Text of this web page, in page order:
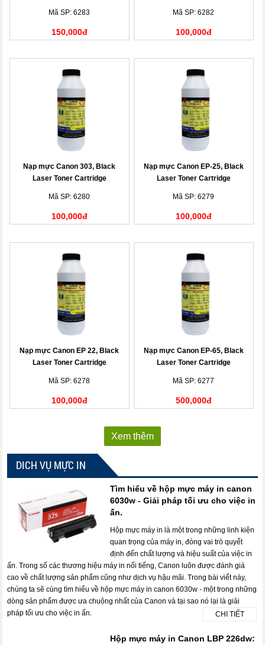
Mã SP: 6283
150,000đ
Mã SP: 6282
100,000đ
Nạp mực Canon 303, Black
Laser Toner Cartridge
Mã SP: 6280
100,000đ
Nạp mực Canon EP-25, Black
Laser Toner Cartridge
Mã SP: 6279
100,000đ
Nạp mực Canon EP 22, Black
Laser Toner Cartridge
Mã SP: 6278
100,000đ
Nạp mực Canon EP-65, Black
Laser Toner Cartridge
Mã SP: 6277
500,000đ
Xem thêm
DICH VỤ MỰC IN
Tìm hiểu về hộp mực máy in canon
6030w - Giải pháp tối ưu cho việc in
ấn.
Hộp mực máy in là một trong những linh kiện
quan trọng của máy in, đóng vai trò quyết
định đến chất lượng và hiệu suất của việc in
ấn. Trong số các thương hiệu máy in nổi tiếng, Canon luôn được đánh giá
cao về chất lượng sản phẩm cũng như dịch vụ hậu mãi. Trong bài viết này,
chúng ta sẽ cùng tìm hiểu về hộp mực máy in canon 6030w - một trong những
dòng sản phẩm được ưa chuộng nhất của Canon và tại sao nó lại là giải
pháp tối ưu cho việc in ấn.
CHI TIẾT
Hộp mực máy in Canon LBP 226dw: